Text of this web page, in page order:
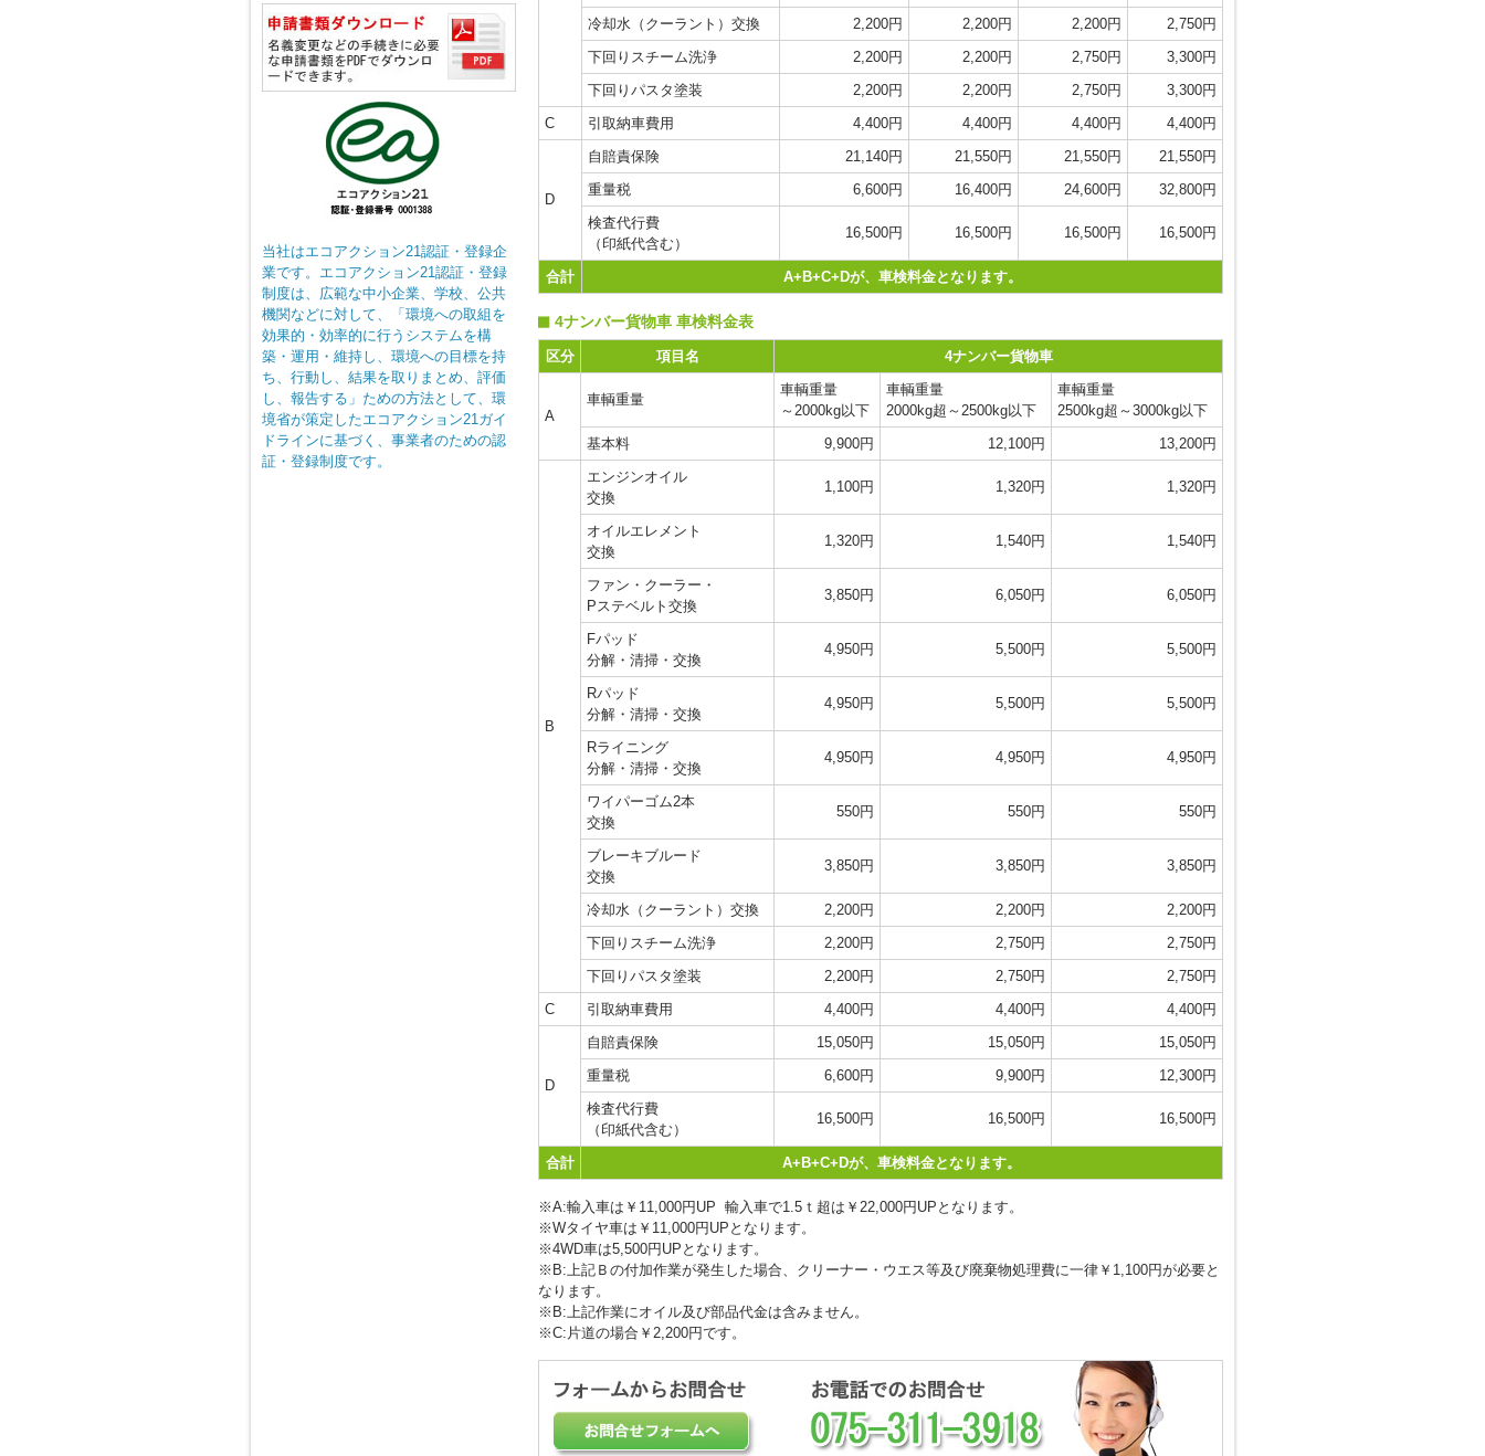
当社はエコアクション21認証・登録企
業です。エコアクション21認証・登録
制度は、広範な中小企業、学校、公共
機関などに対して、「環境への取組を
効果的・効率的に行うシステムを構
築・運用・維持し、環境への目標を持
ち、行動し、結果を取りまとめ、評価
し、報告する」ための方法として、環
境省が策定したエコアクション21ガイ
ドラインに基づく、事業者のための認
証・登録制度です。
冷却水（クーラント）交換 2,200円 2,200円 2,200円
2,750円
下回りスチーム洗浄
2,200円 2,200円 2,750円
3,300円
下回りパスタ塗装
2,200円 2,200円 2,750円
3,300円
C
引取納車費用 4,400円 4,400円 4,400円 4,400円
D
自賠責保険 21,140円 21,550円 21,550円
21,550円
重量税
6,600円 16,400円 24,600円
32,800円
検査代行費
（印紙代含む）
16,500円 16,500円 16,500円 16,500円
合計 A+B+C+Dが、車検料金となります。
4ナンバー貨物車 車検料金表
区分 項目名 4ナンバー貨物車
A
車輌重量
車輌重量
～2000kg以下
車輌重量
2000kg超～2500kg以下
車輌重量
2500kg超～3000kg以下
基本料
9,900円 12,100円 13,200円
B
エンジンオイル
交換
1,100円 1,320円 1,320円
オイルエレメント
交換
1,320円 1,540円 1,540円
ファン・クーラー・
Pステベルト交換
3,850円 6,050円 6,050円
Fパッド
分解・清掃・交換
4,950円 5,500円 5,500円
Rパッド
分解・清掃・交換
4,950円 5,500円 5,500円
Rライニング
分解・清掃・交換
4,950円 4,950円 4,950円
ワイパーゴム2本
交換
550円 550円 550円
ブレーキブルード
交換
3,850円 3,850円 3,850円
冷却水（クーラント）交換 2,200円 2,200円
2,200円
下回りスチーム洗浄
2,200円 2,750円
2,750円
下回りパスタ塗装
2,200円 2,750円
2,750円
C
引取納車費用 4,400円 4,400円 4,400円
D
自賠責保険 15,050円 15,050円
15,050円
重量税
6,600円 9,900円
12,300円
検査代行費
（印紙代含む）
16,500円 16,500円 16,500円
合計 A+B+C+Dが、車検料金となります。
※A:輸入車は￥11,000円UP 輸入車で1.5ｔ超は￥22,000円UPとなります。
※Wタイヤ車は￥11,000円UPとなります。
※4WD車は5,500円UPとなります。
※B:上記Ｂの付加作業が発生した場合、クリーナー・ウエス等及び廃棄物処理費に一律￥1,100円が必要と
なります。
※B:上記作業にオイル及び部品代金は含みません。
※C:片道の場合￥2,200円です。